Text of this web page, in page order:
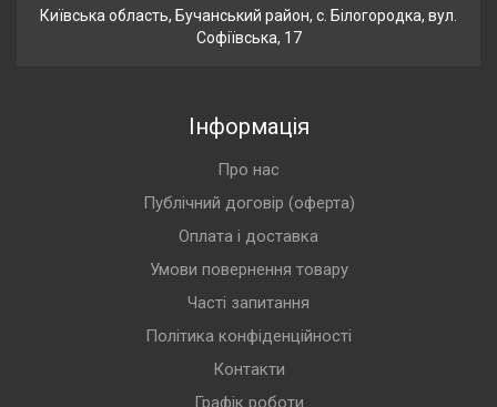
Київська область, Бучанський район, с. Білогородка, вул.
Софіївська, 17
Інформація
Про нас
Публічний договір (оферта)
Оплата і доставка
Умови повернення товару
Часті запитання
Політика конфіденційності
Контакти
Графік роботи